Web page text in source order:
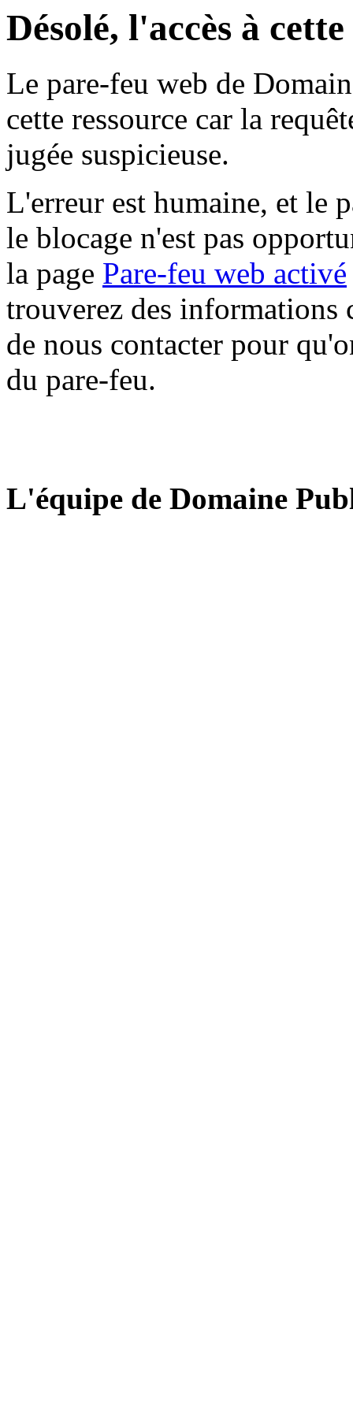
Désolé, l'accès à
Le pare-feu web de
cette ressource car la
jugée suspicieuse.
L'erreur est humaine, et le
le blocage n'est pas
la page Pare-feu web activé
trouverez des informations
de nous contacter pour
du pare-feu.
L'équipe de Domaine